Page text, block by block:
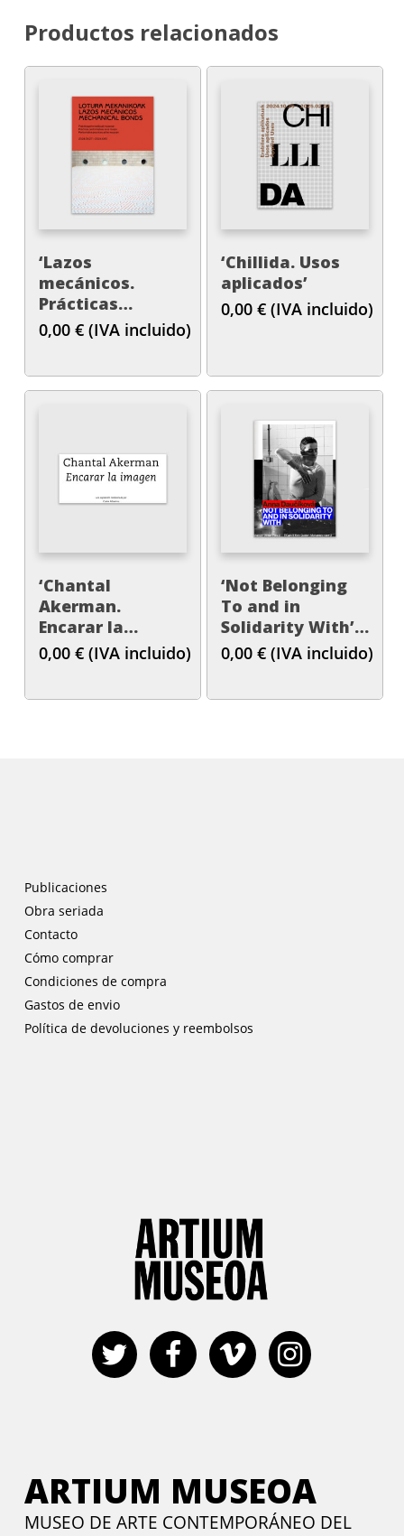
Productos relacionados
‘Lazos
mecánicos.
Prácticas
performativas
en el museo II’
0,00 € (IVA incluido)
‘Chillida. Usos
aplicados’
0,00 € (IVA incluido)
‘Chantal
Akerman.
Encarar la
imagen’
0,00 € (IVA incluido)
‘Not Belonging
To and in
Solidarity With’.
Anna Daučíková
0,00 € (IVA incluido)
Publicaciones
Obra seriada
Contacto
Cómo comprar
Condiciones de compra
Gastos de envio
Política de devoluciones y reembolsos
ARTIUM MUSEOA
MUSEO DE ARTE CONTEMPORÁNEO DEL